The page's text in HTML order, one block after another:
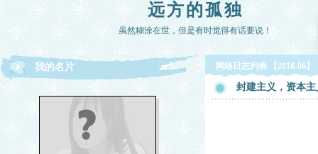
远方的孤独
虽然糊涂在世，但是有时觉得有话要说！
我的名片 网络日志列表 【2018-06】
封建主义，资本